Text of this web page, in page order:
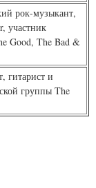
рок-музыкант,
участник
Good, The Bad &
гитарист и
группы The